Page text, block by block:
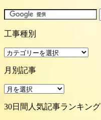
工事種別
工
種
別
月別記事
月
記
30日間人気記事ランキング